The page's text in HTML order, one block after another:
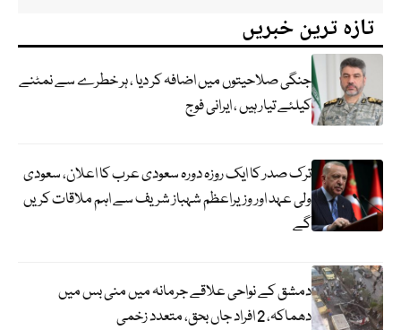
تازہ ترین خبریں
جنگی صلاحیتوں میں اضافہ کر دیا ، ہر خطرے سے نمٹنے
کیلئے تیار ہیں ، ایرانی فوج
ترک صدر کا ایک روزہ دورہ سعودی عرب کا اعلان، سعودی
ولی عہد اور وزیراعظم شہباز شریف سے اہم ملاقات کریں
گے
دمشق کے نواحی علاقے جرمانہ میں منی بس میں
دھماکہ، 2 افراد جاں بحق، متعدد زخمی